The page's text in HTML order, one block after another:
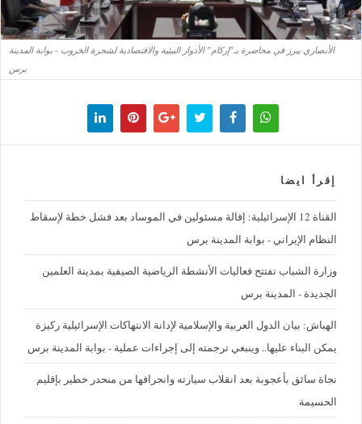
الأنصاري يبرز في محاضرة بـ"إركام" الأدوار البيئية والاقتصادية لشجرة الخروب - بوابة المدينة
برس
إقرأ ايضا
القناة 12 الإسرائيلية: إقالة مسئولين في الموساد بعد فشل خطة لإسقاط
النظام الإيراني - بوابة المدينة برس
وزارة الشباب تفتتح فعاليات الأنشطة الرياضية الصيفية بمدينة العلمين
الجديدة - المدينة برس
الهباش: بيان الدول العربية والإسلامية لإدانة الانتهاكات الإسرائيلية ركيزة
يمكن البناء عليها.. وينبغي ترجمته إلى إجراءات عملية - بوابة المدينة برس
نجاة سائق بأعجوبة بعد انقلاب سيارته وانجرافها من منحدر خطير بإقليم
الحسيمة